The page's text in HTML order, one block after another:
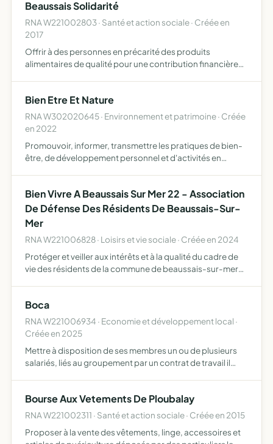
Beaussais Solidarité
RNA W221002803 · Santé et action sociale · Créée en
2017
Offrir à des personnes en précarité des produits
alimentaires de qualité pour une contribution financière
Bien Etre Et Nature
RNA W302020645 · Environnement et patrimoine · Créée
en 2022
Promouvoir, informer, transmettre les pratiques de bien-
être, de développement personnel et d'activités en
Bien Vivre A Beaussais Sur Mer 22 - Association
De Défense Des Résidents De Beaussais-Sur-
Mer
RNA W221006828 · Loisirs et vie sociale · Créée en 2024
Protéger et veiller aux intérêts et à la qualité du cadre de
vie des résidents de la commune de beaussais-sur-mer
Boca
RNA W221006934 · Economie et développement local ·
Créée en 2025
Mettre à disposition de ses membres un ou de plusieurs
salariés, liés au groupement par un contrat de travail il
Bourse Aux Vetements De Ploubalay
RNA W221002311 · Santé et action sociale · Créée en 2015
Proposer à la vente des vêtements, linge, accessoires et